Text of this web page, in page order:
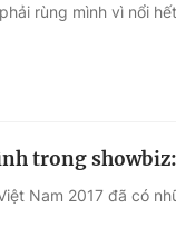
rùng mình vì nổi
trong
Nam 2017 đã có